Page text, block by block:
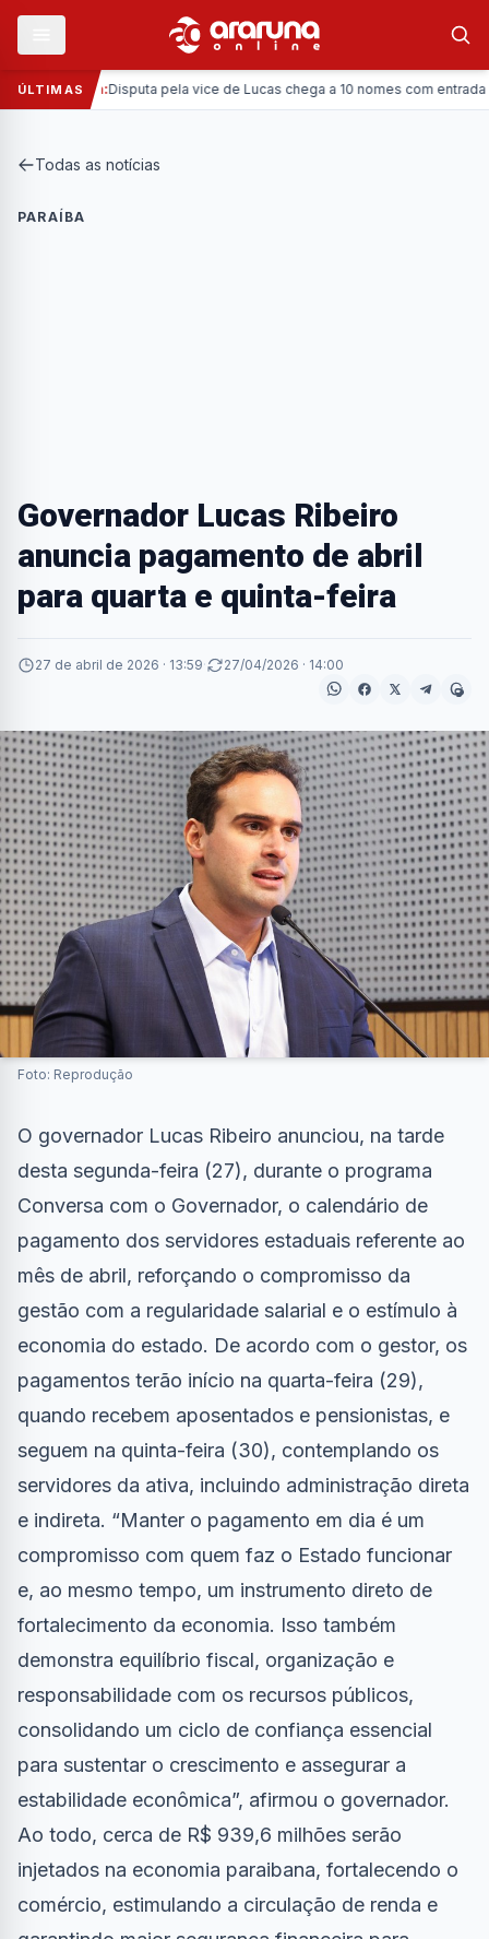
ÚLTIMAS
Política: Disputa pela vice de Lucas chega a 10 nomes com entrada
Todas as notícias
PARAÍBA
Governador Lucas Ribeiro
anuncia pagamento de abril
para quarta e quinta-feira
27 de abril de 2026 · 13:59· 27/04/2026 · 14:00
Foto: Reprodução
O governador Lucas Ribeiro anunciou, na tarde
desta segunda-feira (27), durante o programa
Conversa com o Governador, o calendário de
pagamento dos servidores estaduais referente ao
mês de abril, reforçando o compromisso da
gestão com a regularidade salarial e o estímulo à
economia do estado. De acordo com o gestor, os
pagamentos terão início na quarta-feira (29),
quando recebem aposentados e pensionistas, e
seguem na quinta-feira (30), contemplando os
servidores da ativa, incluindo administração direta
e indireta. “Manter o pagamento em dia é um
compromisso com quem faz o Estado funcionar
e, ao mesmo tempo, um instrumento direto de
fortalecimento da economia. Isso também
demonstra equilíbrio fiscal, organização e
responsabilidade com os recursos públicos,
consolidando um ciclo de confiança essencial
para sustentar o crescimento e assegurar a
estabilidade econômica”, afirmou o governador.
Ao todo, cerca de R$ 939,6 milhões serão
injetados na economia paraibana, fortalecendo o
comércio, estimulando a circulação de renda e